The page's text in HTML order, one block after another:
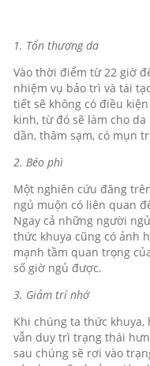
1. Tổn thương da
Vào thời điểm từ 22 giờ
nhiệm vụ bảo trì và tái
tiết sẽ không có điều
kinh, từ đó sẽ làm cho
dần, thâm sạm, có mụn
2. Béo phì
Một nghiên cứu đăng
ngủ muộn có liên quan
Ngay cả những người
thức khuya cũng có ảnh
mạnh tầm quan trọng
số giờ ngủ được.
3. Giảm trí nhớ
Khi chúng ta thức
vẫn duy trì trạng thái
sau chúng sẽ rơi vào